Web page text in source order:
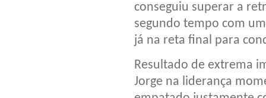
conseguiu superar a
segundo tempo com
já na reta final para
Resultado de extrema
Jorge na liderança